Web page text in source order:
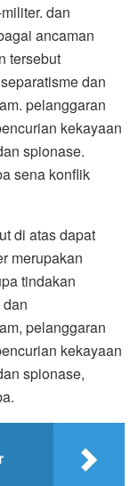
dan
ancaman
tersebut
dan
pelanggaran
kekayaan
spionase.
sena konflik
di atas dapat
merupakan
tindakan
pelanggaran
kekayaan
spionase,